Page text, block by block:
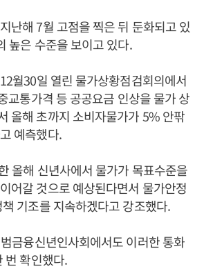
난해 7월 고점을 찍은 뒤 둔화되고 있
높은 수준을 보이고 있다.
월30일 열린 물가상황점검회의에서
교통가격 등 공공요금 인상을 물가 상
올해 초까지 소비자물가가 5% 안팎
예측했다.
올해 신년사에서 물가가 목표수준을
어갈 것으로 예상된다면서 물가안정
기조를 지속하겠다고 강조했다.
금융신년인사회에서도 이러한 통화
번 확인했다.